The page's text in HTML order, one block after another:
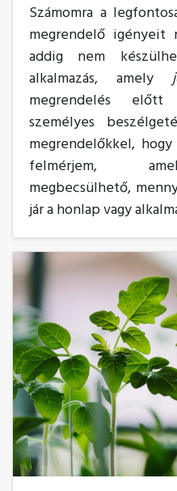
Számomra a
megrendelő igényeit
addig nem
alkalmazás, amely
megrendelés
személyes
megrendelőkkel,
felmérjem,
megbecsülhető,
jár a honlap vagy